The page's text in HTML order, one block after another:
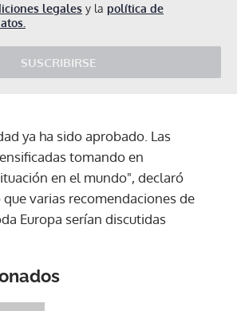
legales y la política de
SUSCRIBIRSE
ya ha sido aprobado. Las
tomando en
en el mundo", declaró
varias recomendaciones de
Europa serían discutidas